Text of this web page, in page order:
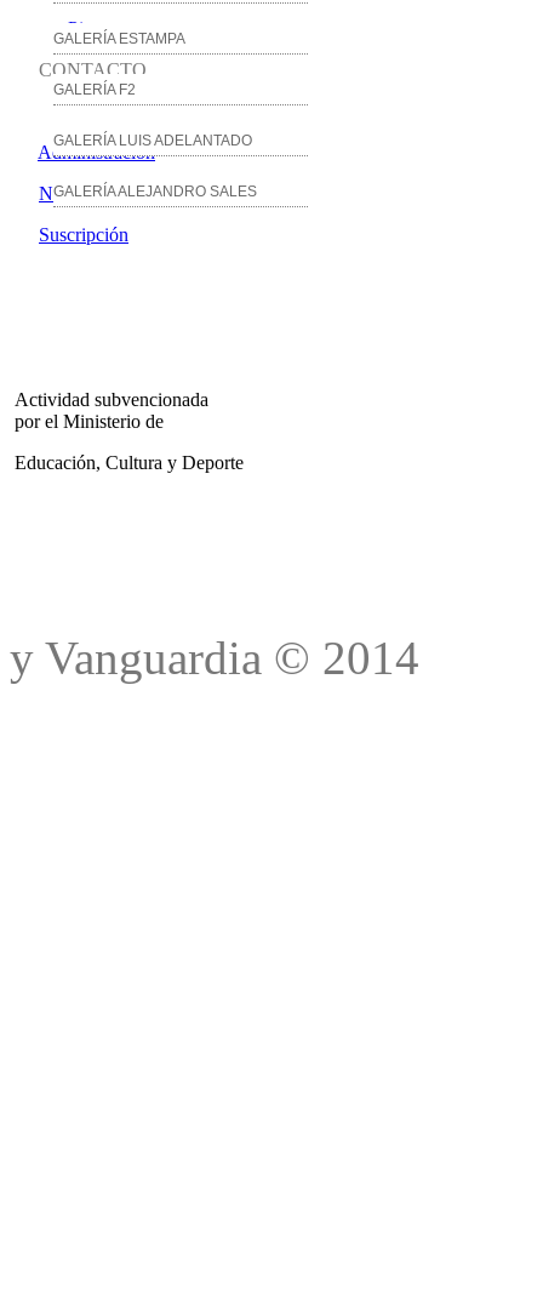
GALERÍA ESTAMPA
GALERÍA F2
GALERÍA LUIS ADELANTADO
GALERÍA ALEJANDRO SALES
Pinterest
CONTACTO
Administración
Noticias
Suscripción
Actividad subvencionada
por el Ministerio de
Educación, Cultura y Deporte
y Vanguardia © 2014